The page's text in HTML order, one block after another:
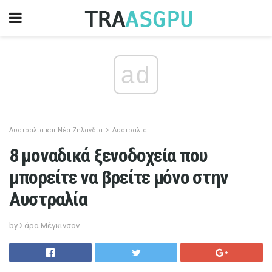
ad
Αυστραλία και Νέα Ζηλανδία Αυστραλία
8 μοναδικά ξενοδοχεία που
μπορείτε να βρείτε μόνο στην
Αυστραλία
by Σάρα Μέγκινσον